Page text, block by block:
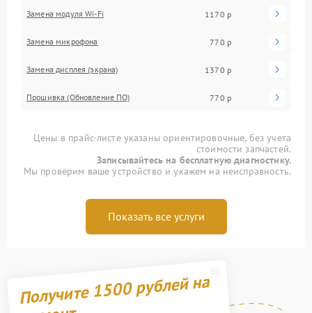
Замена модуля Wi-Fi 1170 р
Замена микрофона 770 р
Замена дисплея (экрана) 1370 р
Прошивка (Обновление ПО) 770 р
Цены в прайс-листе указаны ориентировочные, без учета
стоимости запчастей.
Записывайтесь на бесплатную диагностику.
Мы проверим ваше устройство и укажем на неисправность.
Показать все услуги
Получите 1500 рублей на